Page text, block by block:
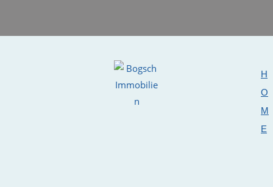
H
O
M
E